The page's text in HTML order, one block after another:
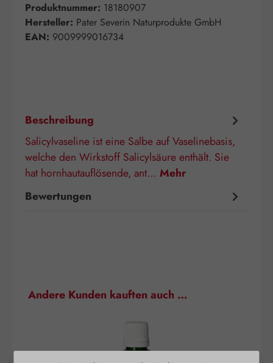
Produktnummer: 18180907
Hersteller: Pater Severin Naturprodukte GmbH
EAN: 9009999016734
Beschreibung
Salicylvaseline ist eine Salbe auf Vaselinebasis,
welche den Wirkstoff Salicylsäure enthält. Sie
hat hornhautauflösende, ant… Mehr
Bewertungen
Produktgalerie überspringen
Andere Kunden kauften auch …